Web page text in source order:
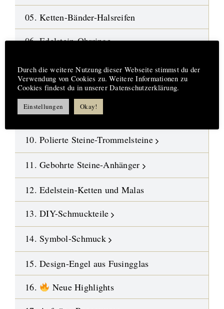
05. Ketten-Bänder-Halsreifen
06. Edelstein-Ohrringe
07. Mineralien-Rohsteine
08. Fossilien-Wüstensteine
09. Kristalle
10. Polierte Steine-Trommelsteine
11. Gebohrte Steine-Anhänger
12. Edelstein-Ketten und Malas
13. DIY-Schmuckteile
14. Symbol-Schmuck
15. Design-Engel aus Fusingglas
16.
Neue Highlights
Durch die weitere Nutzung dieser Webseite stimmst du der
Verwendung von Cookies zu. Weitere Informationen zu
Cookies findest du in unserer Datenschutzerklärung.
Einstellungen Okay!